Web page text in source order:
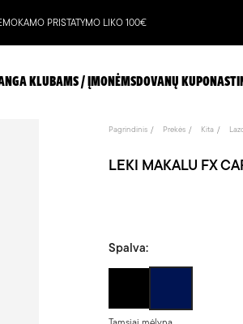
PRISTATYMO LIKO 100€
KLUBAMS / ĮMONĖMSDOVANŲ KUPONAS
Pagrindinis Prekės Kita
LEKI MAKALU FX
Spalva: